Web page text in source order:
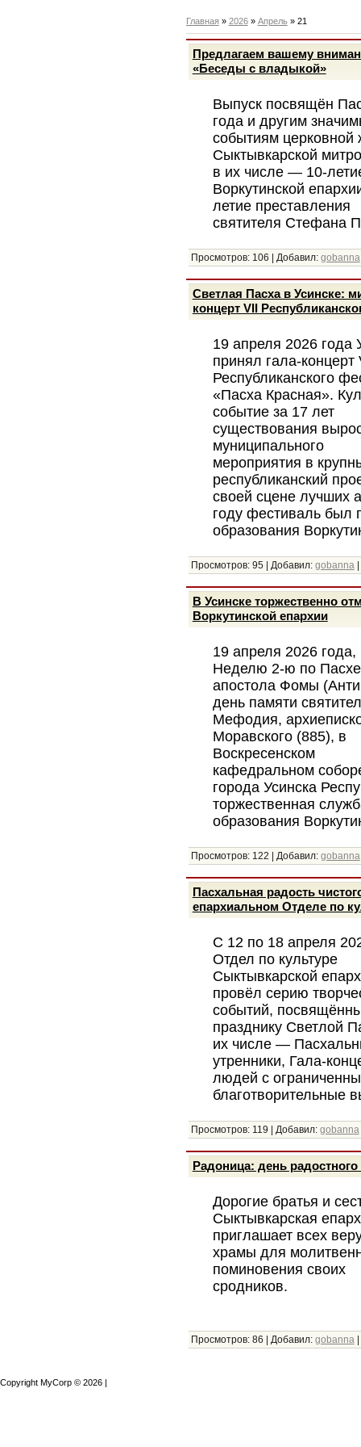
Главная » 2026 » Апрель » 21
Предлагаем вашему
«Беседы с владыкой»
Выпуск посвящён
года и другим
событиям церковной
Сыктывкарской
в их числе — 10-
Воркутинской
летие преставления
святителя Стефана
Просмотров: 106 Добавил: gobanna
Светлая Пасха в Усинске:
концерт VII
19 апреля 2026 года
принял гала-концерт
Республиканского
«Пасха Красная».
событие за 17 лет
существования
муниципального
мероприятия в
республиканский
своей сцене лучших
году фестиваль был
образования
Просмотров: 95| Добавил: gobanna|
В Усинске торжественно
Воркутинской епархии
19 апреля 2026 года,
Неделю 2-ю по
апостола Фомы
день памяти
Мефодия,
Моравского (885), в
Воскресенском
кафедральном
города Усинска
торжественная
образования
Просмотров: 122 Добавил: gobanna
Пасхальная радость
епархиальном Отделе по
С 12 по 18 апреля
Отдел по культуре
Сыктывкарской
провёл серию
событий,
празднику Светлой
их числе —
утренники, Гала-
людей с
благотворительные
Просмотров: 119 Добавил: gobanna
Радоница: день
Дорогие братья и
Сыктывкарская
приглашает всех
храмы для
поминовения своих
сродников.
Просмотров: 86 Добавил: gobanna|
Copyright MyCorp © 2026 |